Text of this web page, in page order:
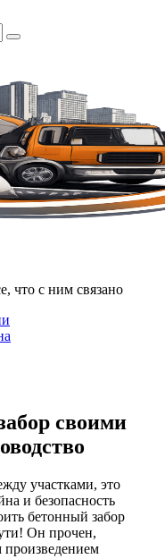
что с ним связано
своими
участками, это
и безопасность
бетонный забор
Он прочен,
произведением